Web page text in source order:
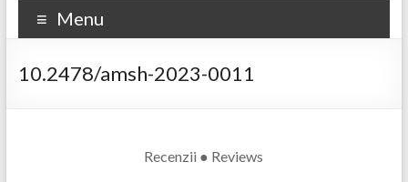
Menu
10.2478/amsh-2023-0011
Recenzii ● Reviews